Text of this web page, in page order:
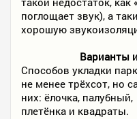
поглощает звук), а
хорошую
Варианты
Способов укладки
не менее трёхсот, но
них: ёлочка, палубный,
плетёнка и квадраты.